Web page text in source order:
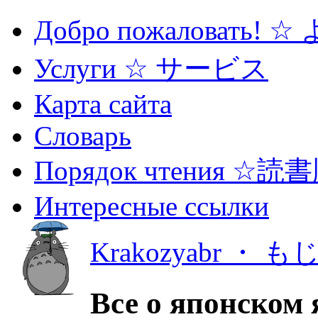
Добро пожаловать! ☆
Услуги ☆ サービス
Карта сайта
Словарь
Порядок чтения ☆読
Интересные ссылки
Krakozyabr ・ も
Все о японском